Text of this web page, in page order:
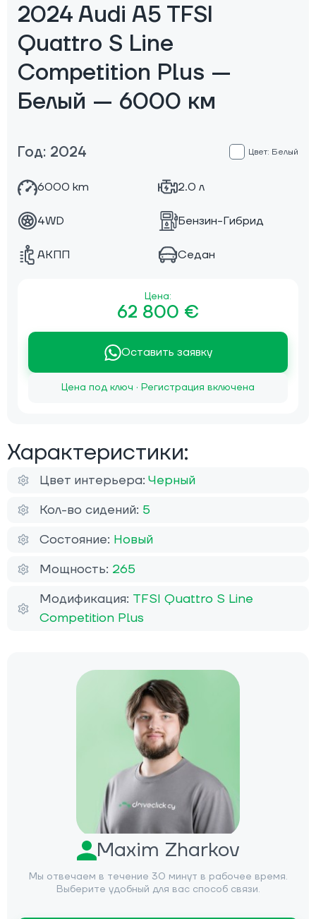
2024 Audi A5 TFSI
Quattro S Line
Competition Plus —
Белый — 6000 км
Год: 2024 Цвет: Белый
6000 km 2.0 л
4WD Бензин-Гибрид
АКПП Седан
Цена:
62 800 €
Оставить заявку
Цена под ключ · Регистрация включена
Maxim Zharkov
Мы отвечаем в течение 30 минут в рабочее время.
Выберите удобный для вас способ связи.
Характеристики:
Цвет интерьера: Черный
Кол-во сидений: 5
Состояние: Новый
Мощность: 265
Модификация: TFSI Quattro S Line
Competition Plus